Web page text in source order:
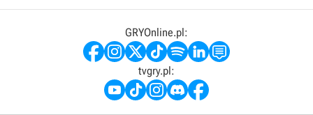
GRYOnline.pl:
tvgry.pl: